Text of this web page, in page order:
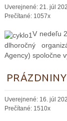
Uverejnené: 21. júl
Prečítané: 1057x
V nedeľu
dlhoročný
Agency) spoločne
Uverejnené: 16. júl
Prečítané: 1510x